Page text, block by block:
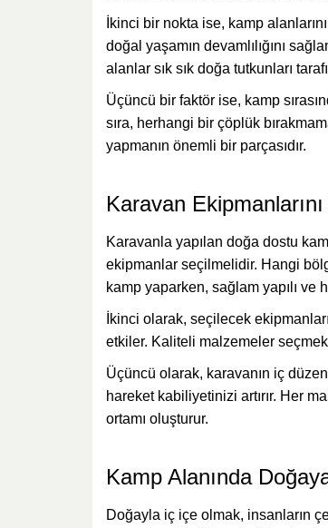
İkinci bir nokta ise, kamp
doğal yaşamın devamlılığını
alanlar sık sık doğa tutkunları
Üçüncü bir faktör ise, kamp
sıra, herhangi bir çöplük
yapmanın önemli bir parçasıdır.
Karavan
Karavanla yapılan doğa dostu
ekipmanlar seçilmelidir. Hangi
kamp yaparken, sağlam yapılı ve
İkinci olarak, seçilecek
etkiler. Kaliteli malzemeler
Üçüncü olarak, karavanın iç
hareket kabiliyetinizi artırır. Her
ortamı oluşturur.
Kamp Alanında
Doğayla iç içe olmak, insanların